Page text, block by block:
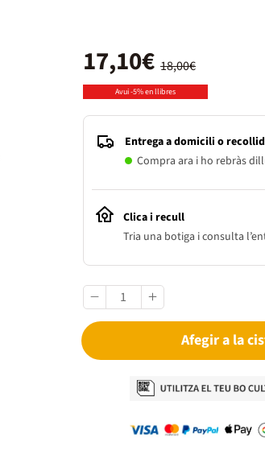
18,00€
17,10€
Avui -5% en llibres
Entrega a domicili o
Compra ara i ho rebràs
Clica i recull
Tria una botiga i consulta
Afegir a la